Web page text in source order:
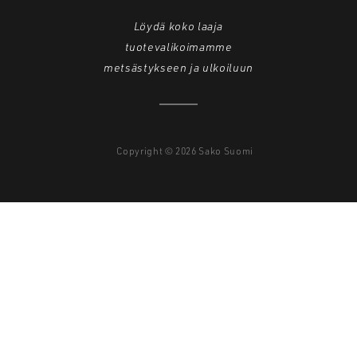
Löydä koko laaja
tuotevalikoimamme
metsästykseen ja ulkoiluun
Copyright © 2026 Sako Suomi